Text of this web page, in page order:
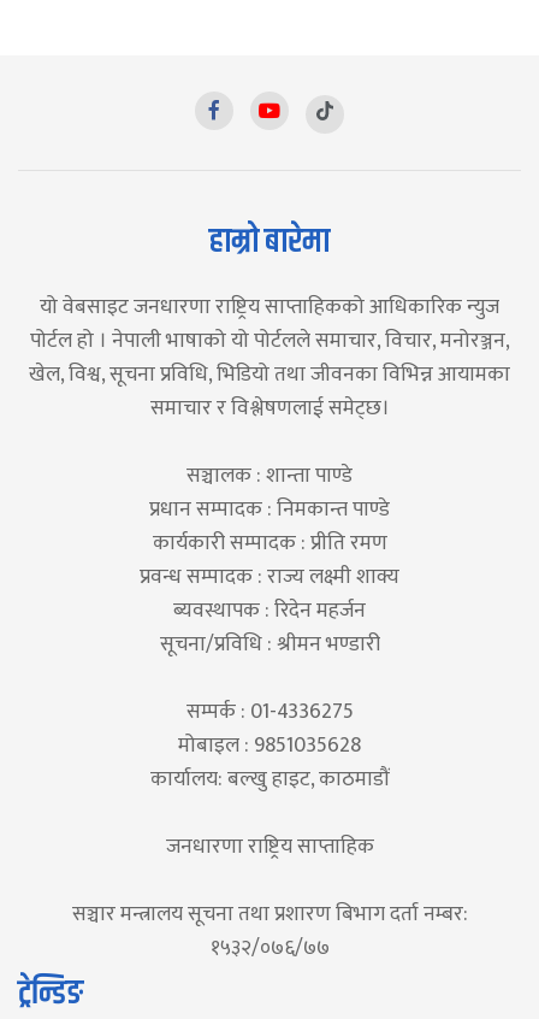
हाम्रो बारेमा
यो वेबसाइट जनधारणा राष्ट्रिय साप्ताहिकको आधिकारिक न्युज
पोर्टल हो । नेपाली भाषाको यो पोर्टलले समाचार, विचार, मनोरञ्जन,
खेल, विश्व, सूचना प्रविधि, भिडियो तथा जीवनका विभिन्न आयामका
समाचार र विश्लेषणलाई समेट्छ।
सञ्चालक : शान्ता पाण्डे
प्रधान सम्पादक : निमकान्त पाण्डे
कार्यकारी सम्पादक : प्रीति रमण
प्रवन्ध सम्पादक : राज्य लक्ष्मी शाक्य
ब्यवस्थापक : रिदेन महर्जन
सूचना/प्रविधि : श्रीमन भण्डारी
सम्पर्क : 01-4336275
मोबाइल : 9851035628
कार्यालय: बल्खु हाइट, काठमाडौं
जनधारणा राष्ट्रिय साप्ताहिक
सञ्चार मन्त्रालय सूचना तथा प्रशारण बिभाग दर्ता नम्बर:
१५३२/०७६/७७
ट्रेन्डिङ